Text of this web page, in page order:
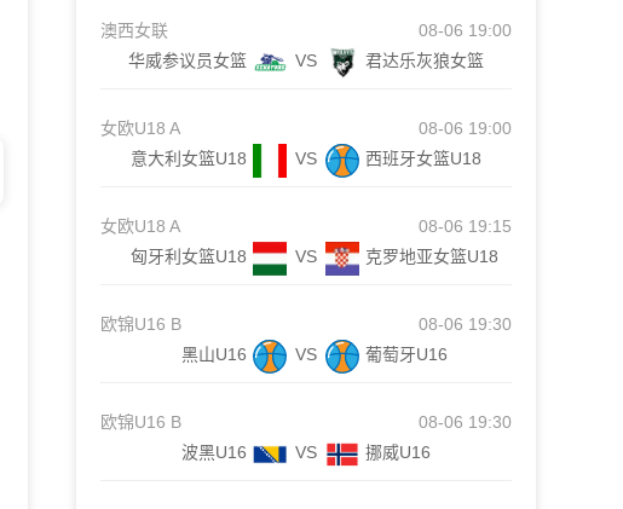
澳西女联
08-06 19:00
华威参议员女篮
VS 君达乐灰狼女篮
女欧U18 A
08-06 19:00
意大利女篮U18
VS 西班牙女篮U18
女欧U18 A
08-06 19:15
匈牙利女篮U18
VS 克罗地亚女篮U18
欧锦U16 B
08-06 19:30
黑山U16
VS 葡萄牙U16
欧锦U16 B
08-06 19:30
波黑U16
VS 挪威U16